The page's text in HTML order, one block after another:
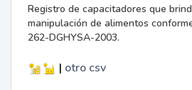
Registro de capacitadores que
manipulación de alimentos
262-DGHYSA-2003.
| otro csv